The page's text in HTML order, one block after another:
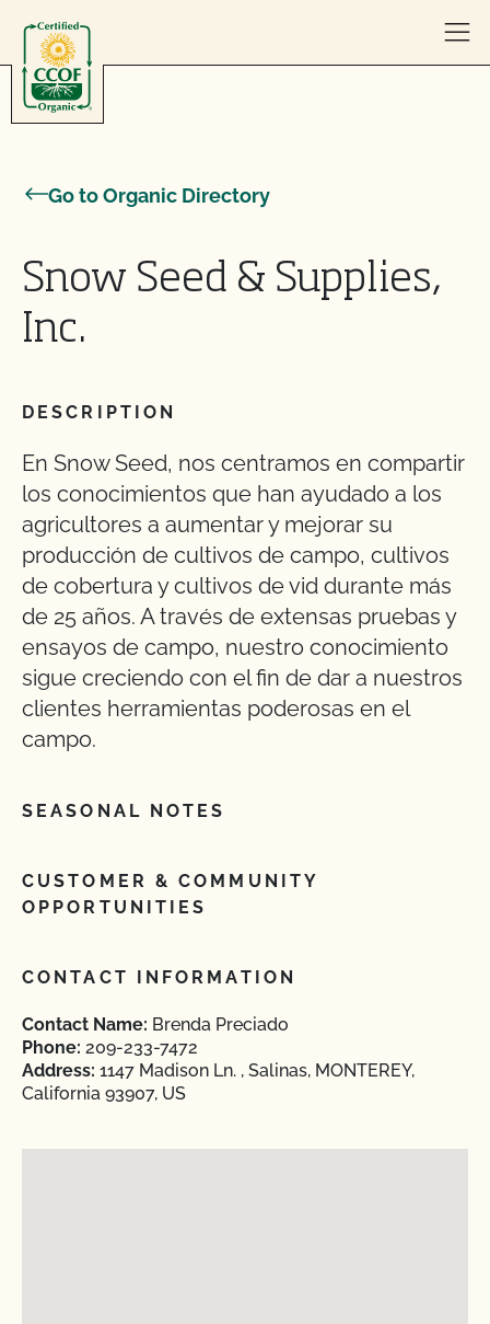
Go to Organic Directory
Snow Seed & Supplies,
Inc.
DESCRIPTION
En Snow Seed, nos centramos en compartir
los conocimientos que han ayudado a los
agricultores a aumentar y mejorar su
producción de cultivos de campo, cultivos
de cobertura y cultivos de vid durante más
de 25 años. A través de extensas pruebas y
ensayos de campo, nuestro conocimiento
sigue creciendo con el fin de dar a nuestros
clientes herramientas poderosas en el
campo.
SEASONAL NOTES
CUSTOMER & COMMUNITY
OPPORTUNITIES
CONTACT INFORMATION
Contact Name: Brenda Preciado
Phone: 209-233-7472
Address: 1147 Madison Ln. , Salinas, MONTEREY,
California 93907, US